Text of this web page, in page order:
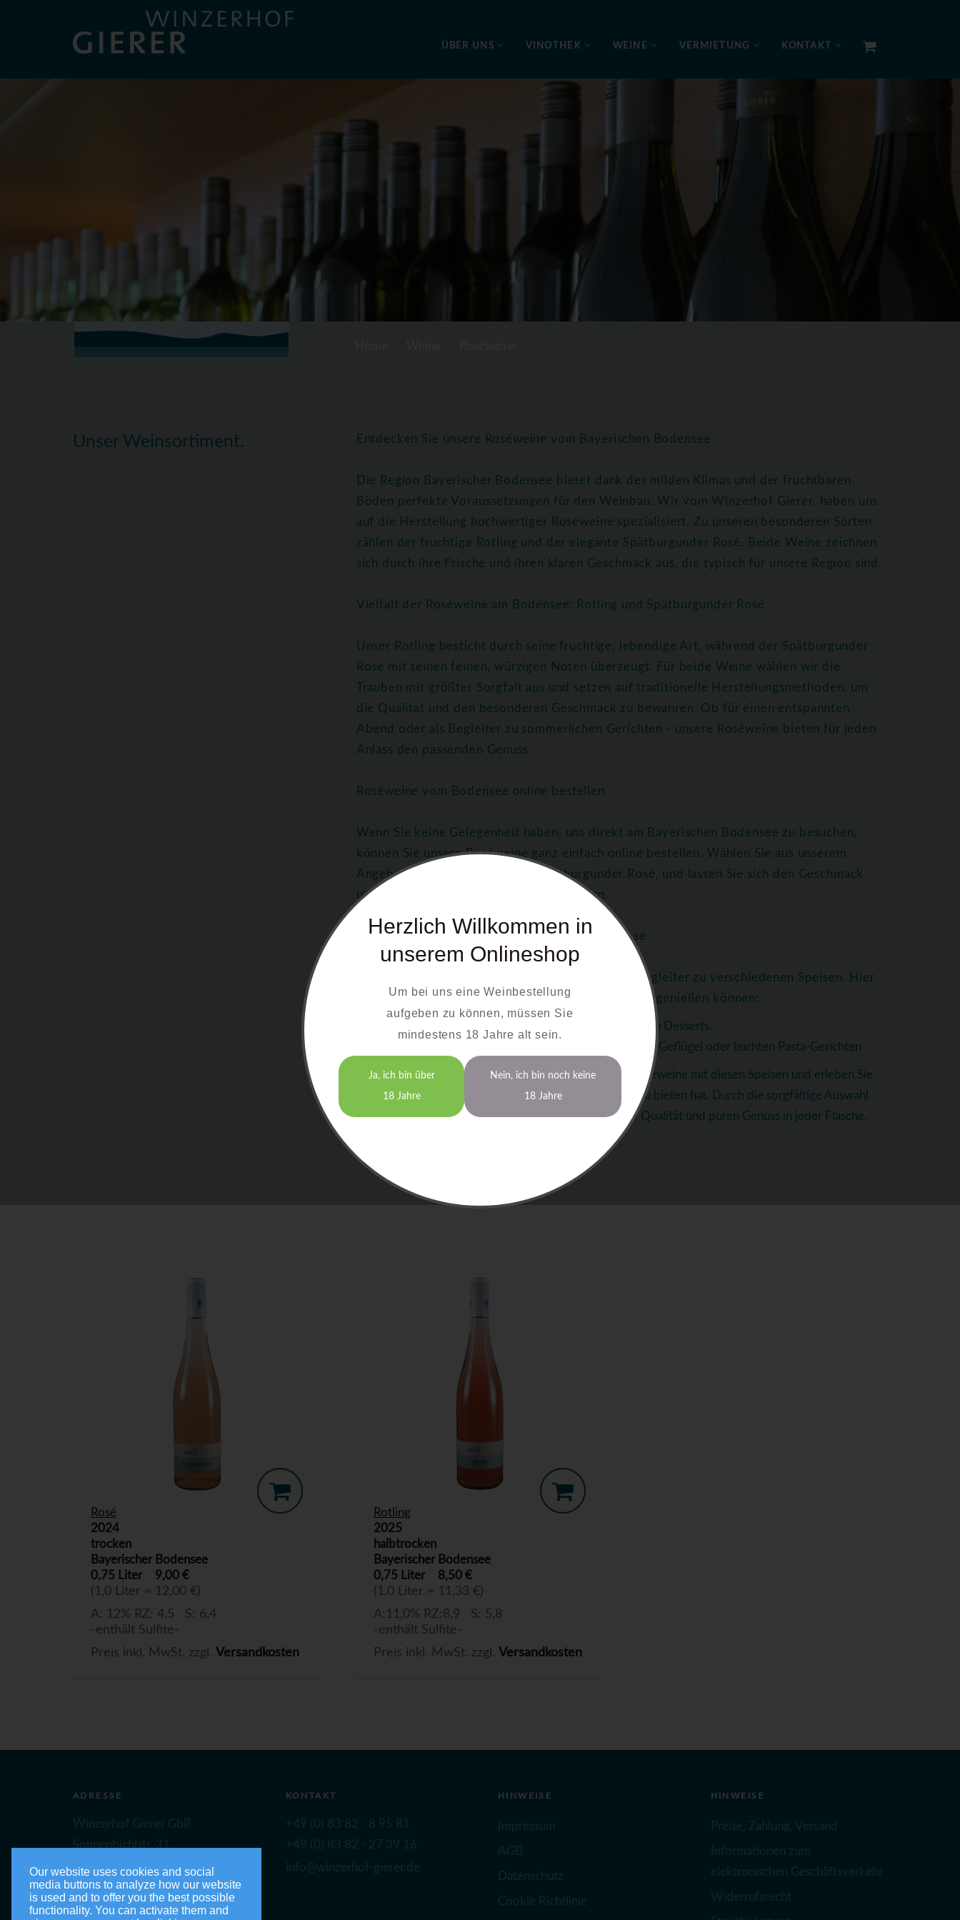
ÜBER UNS VINOTHEK WEINE VERMIETUNG KONTAKT
Unser Weinsortiment. Entdecken Sie unsere Roséweine vom Bayerischen Bodensee
Die Region Bayerischer Bodensee bietet dank des milden Klimas und der fruchtbaren
Böden perfekte Voraussetzungen für den Weinbau. Wir vom Winzerhof Gierer, haben uns
auf die Herstellung hochwertiger Roséweine spezialisiert. Zu unseren besonderen Sorten
zählen der fruchtige Rotling und der elegante Spätburgunder Rosé. Beide Weine zeichnen
sich durch ihre Frische und ihren klaren Geschmack aus, die typisch für unsere Region sind.
Vielfalt der Roséweine am Bodensee: Rotling und Spätburgunder Rosé
Unser Rotling besticht durch seine fruchtige, lebendige Art, während der Spätburgunder
Rosé mit seinen feinen, würzigen Noten überzeugt. Für beide Weine wählen wir die
Trauben mit größter Sorgfalt aus und setzen auf traditionelle Herstellungsmethoden, um
die Qualität und den besonderen Geschmack zu bewahren. Ob für einen entspannten
Abend oder als Begleiter zu sommerlichen Gerichten - unsere Roséweine bieten für jeden
Anlass den passenden Genuss.
Roséweine vom Bodensee online bestellen
Wenn Sie keine Gelegenheit haben, uns direkt am Bayerischen Bodensee zu besuchen,
können Sie unsere Roséweine ganz einfach online bestellen. Wählen Sie aus unserem
Angebot, darunter Rotling und Spätburgunder Rosé, und lassen Sie sich den Geschmack
unserer Region bequem nach Hause liefern.
Genuss-Tipps für Rotling und Spätburgunder Rosé
Unsere Roséweine eignen sich hervorragend als Begleiter zu verschiedenen Speisen. Hier
einige Empfehlungen, wie Sie die Weine am besten genießen können:
Perfekt zu würzigen Speisen oder fruchtigen Desserts.
Eine ideale Wahl zu gegrilltem Geflügel oder leichten Pasta-Gerichten
Probieren Sie die harmonische Kombination unserer Roséweine mit diesen Speisen und erleben Sie
die kulinarische Vielfalt, die der Bayerische Bodensee zu bieten hat. Durch die sorgfältige Auswahl
und Verarbeitung der Trauben garantieren wir höchste Qualität und puren Genuss in jeder Flasche.
Rosé
2024
trocken
Bayerischer Bodensee
0,75 Liter
9,00 €
(1,0 Liter = 12,00 €)
A: 12% RZ: 4,5 S: 6,4
-enthält Sulfite-
Preis inkl. MwSt. zzgl. Versandkosten
Rotling
2025
halbtrocken
Bayerischer Bodensee
0,75 Liter
8,50 €
(1,0 Liter = 11,33 €)
A:11,0% RZ:8,9 S: 5,8
-enthält Sulfite-
Preis inkl. MwSt. zzgl. Versandkosten
ADRESSE
Winzerhof Gierer GbR
Sonnenbichlstr. 31
88149 Nonnenhorn
KONTAKT
+49 (0) 83 82 - 8 95 81
+49 (0) 83 82 - 27 39 16
info@winzerhof-gierer.de
HINWEISE
Impressum
AGB
Datenschutz
Cookie Richtlinie
HINWEISE
Preise, Zahlung, Versand
Informationen zum
elektronischen Geschäftsverkehr
Widerrufsrecht
Herzlich Willkommen in
unserem Onlineshop
Um bei uns eine Weinbestellung
aufgeben zu können, müssen Sie
mindestens 18 Jahre alt sein.
Ja, ich bin über
18 Jahre
Nein, ich bin noch keine
18 Jahre
Our website uses cookies and social
media buttons to analyze how our website
is used and to offer you the best possible
functionality. You can activate them and